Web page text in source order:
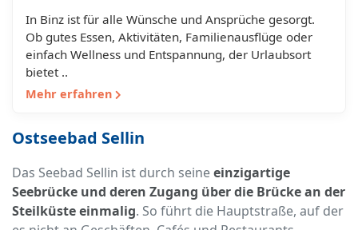
In Binz ist für alle Wünsche und Ansprüche gesorgt.
Ob gutes Essen, Aktivitäten, Familienausflüge oder
einfach Wellness und Entspannung, der Urlaubsort
bietet ..
Mehr erfahren
Ostseebad Sellin
Das Seebad Sellin ist durch seineeinzigartige
Seebrücke und deren Zugang über die Brücke an der
Steilküste einmalig. So führt die Hauptstraße, auf der